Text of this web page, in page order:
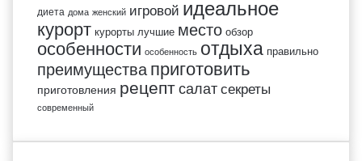
диета дома женский игровой идеальное
курорт курорты лучшие место обзор
особенности особенность отдыха правильно
преимущества приготовить
приготовления рецепт салат секреты
современный